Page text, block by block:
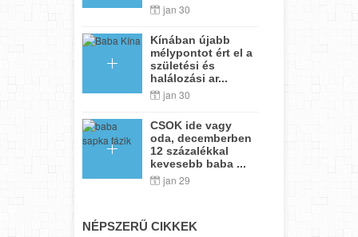
jan 30
Kínában újabb
mélypontot ért el a
születési és
halálozási ar...
jan 30
CSOK ide vagy
oda, decemberben
12 százalékkal
kevesebb baba ...
jan 29
NÉPSZERŰ CIKKEK